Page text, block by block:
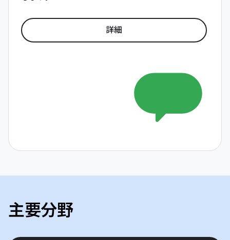
詳細
主要分野